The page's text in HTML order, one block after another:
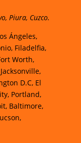
, Piura, Cuzco.
Ángeles,
Filadelfia,
Worth,
D.C, El
Portland,
Baltimore,